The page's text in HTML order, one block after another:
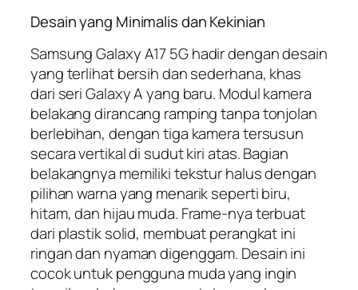
Desain yang Minimalis dan Kekinian
Samsung Galaxy A17 5G hadir dengan desain
yang terlihat bersih dan sederhana, khas
dari seri Galaxy A yang baru. Modul kamera
belakang dirancang ramping tanpa tonjolan
berlebihan, dengan tiga kamera tersusun
secara vertikal di sudut kiri atas. Bagian
belakangnya memiliki tekstur halus dengan
pilihan warna yang menarik seperti biru,
hitam, dan hijau muda. Frame-nya terbuat
dari plastik solid, membuat perangkat ini
ringan dan nyaman digenggam. Desain ini
cocok untuk pengguna muda yang ingin